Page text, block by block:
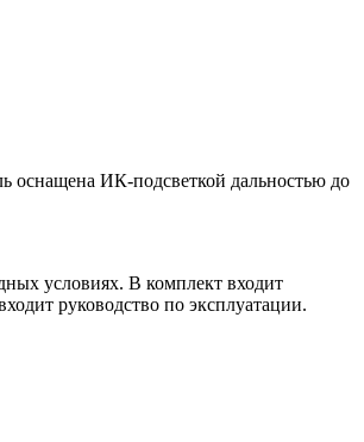
оснащена ИК-подсветкой дальностью до
условиях. В комплект входит
руководство по эксплуатации.